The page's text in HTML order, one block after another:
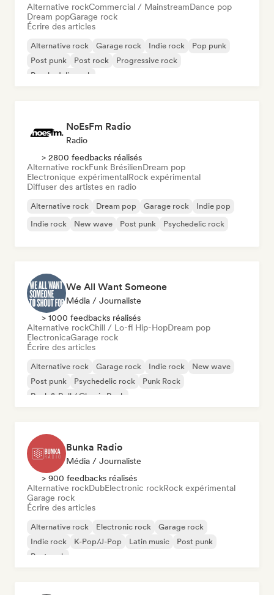
Alternative rockCommercial / MainstreamDance pop
Dream popGarage rock
Écrire des articles
Alternative rock Garage rock Indie rock
Pop punk
Post punk
Post rock
Progressive rock
Psychedelic rock
NoEsFm Radio
Radio
> 2800 feedbacks réalisés
Alternative rockFunk BrésilienDream pop
Electronique expérimentalRock expérimental
Diffuser des artistes en radio
Alternative rock Dream pop Garage rock
Indie pop
Indie rock
New wave Post punk Psychedelic rock
We All Want Someone
Média / Journaliste
> 1000 feedbacks réalisés
Alternative rockChill / Lo-fi Hip-HopDream pop
ElectronicaGarage rock
Écrire des articles
Alternative rock Garage rock Indie rock
New wave
Post punk
Psychedelic rock
Punk Rock
Rock & Roll / Classic Rock
Bunka Radio
Média / Journaliste
> 900 feedbacks réalisés
Alternative rockDubElectronic rockRock expérimental
Garage rock
Écrire des articles
Alternative rock Electronic rock
Garage rock
Indie rock
K-Pop/J-Pop Latin music
Post punk
Post rock